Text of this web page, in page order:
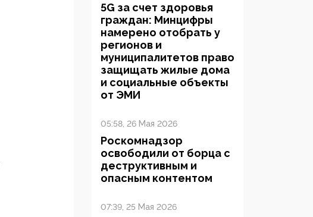
5G за счет здоровья
граждан: Минцифры
намерено отобрать у
регионов и
муниципалитетов право
защищать жилые дома
и социальные объекты
от ЭМИ
05:58, 26 Мая 2026
Роскомнадзор
освободили от борца с
деструктивным и
опасным контентом
07:39, 25 Мая 2026